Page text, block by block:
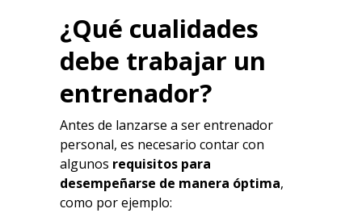
¿Qué cualidades
debe trabajar un
entrenador?
Antes de lanzarse a ser entrenador
personal, es necesario contar con
algunos requisitos para
desempeñarse de manera óptima,
como por ejemplo: